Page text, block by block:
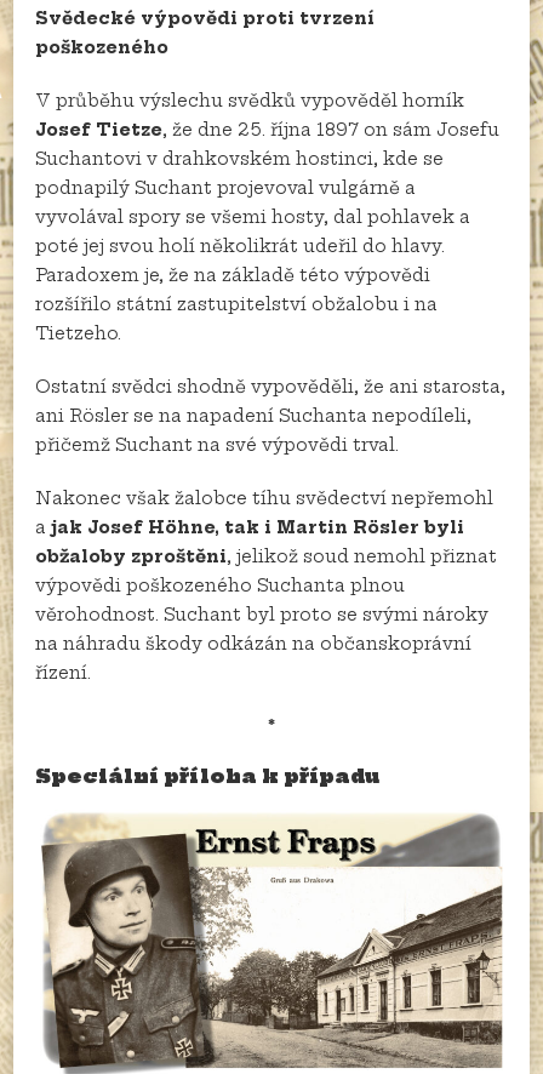
Svědecké výpovědi proti tvrzení
poškozeného
V průběhu výslechu svědků vypověděl horník
Josef Tietze, že dne 25. října 1897 on sám Josefu
Suchantovi v drahkovském hostinci, kde se
podnapilý Suchant projevoval vulgárně a
vyvolával spory se všemi hosty, dal pohlavek a
poté jej svou holí několikrát udeřil do hlavy.
Paradoxem je, že na základě této výpovědi
rozšířilo státní zastupitelství obžalobu i na
Tietzeho.
Ostatní svědci shodně vypověděli, že ani starosta,
ani Rösler se na napadení Suchanta nepodíleli,
přičemž Suchant na své výpovědi trval.
Nakonec však žalobce tíhu svědectví nepřemohl
a jak Josef Höhne, tak i Martin Rösler byli
obžaloby zproštěni, jelikož soud nemohl přiznat
výpovědi poškozeného Suchanta plnou
věrohodnost. Suchant byl proto se svými nároky
na náhradu škody odkázán na občanskoprávní
řízení.
*
Speciální příloha k případu